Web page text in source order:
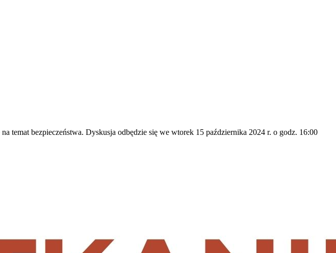
temat bezpieczeństwa. Dyskusja odbędzie się we wtorek 15 października 2024 r. o godz. 16:00